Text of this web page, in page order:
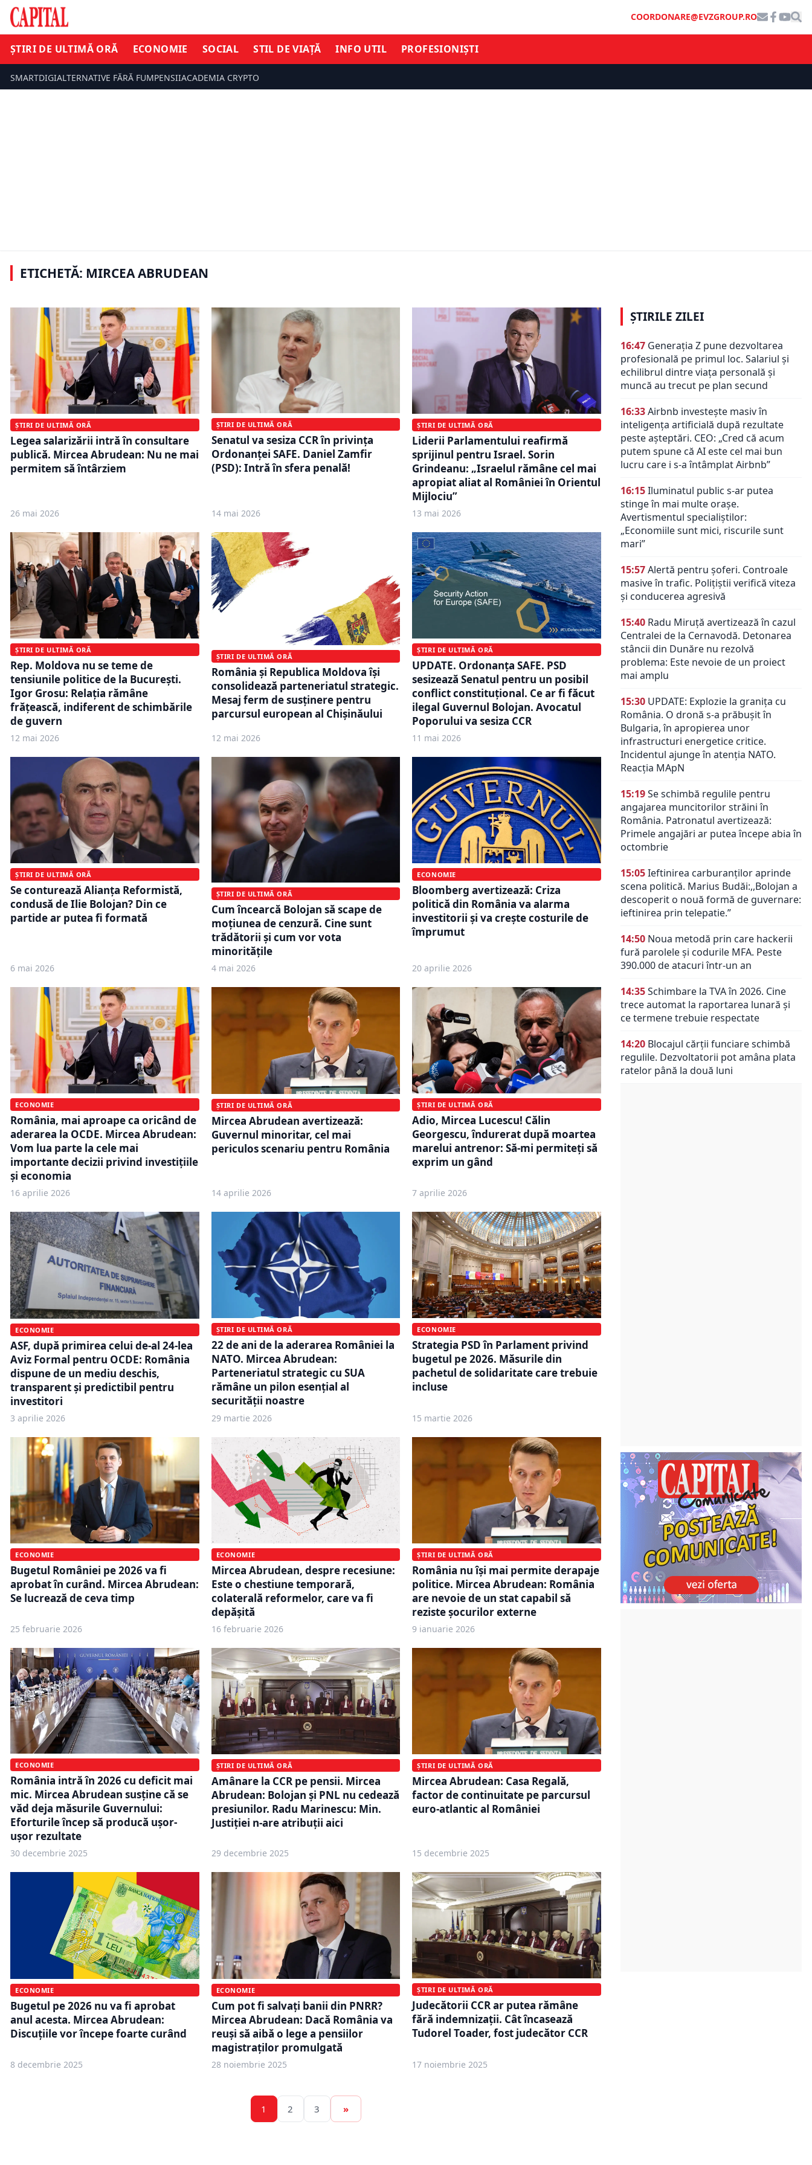
COORDONARE@EVZGROUP.RO
ȘTIRI DE ULTIMĂ ORĂ ECONOMIE SOCIAL STIL DE VIAȚĂ INFO UTIL PROFESIONIȘTI
SMARTDIGIALTERNATIVE FĂRĂ FUMPENSIIACADEMIA CRYPTO
ETICHETĂ: MIRCEA ABRUDEAN
miliarde de euro până la finalul
lunii
ȘTIRI DE ULTIMĂ ORĂ
Legea salarizării intră în consultare
publică. Mircea Abrudean: Nu ne mai
permitem să întârziem
26 mai 2026
ȘTIRI DE ULTIMĂ ORĂ
Senatul va sesiza CCR în privinţa
Ordonanţei SAFE. Daniel Zamfir
(PSD): Intră în sfera penală!
14 mai 2026
ȘTIRI DE ULTIMĂ ORĂ
Liderii Parlamentului reafirmă
sprijinul pentru Israel. Sorin
Grindeanu: „Israelul rămâne cel mai
apropiat aliat al României în Orientul
Mijlociu”
13 mai 2026
ȘTIRI DE ULTIMĂ ORĂ
Rep. Moldova nu se teme de
tensiunile politice de la București.
Igor Grosu: Relația rămâne
frățească, indiferent de schimbările
de guvern
12 mai 2026
ȘTIRI DE ULTIMĂ ORĂ
România și Republica Moldova își
consolidează parteneriatul strategic.
Mesaj ferm de susținere pentru
parcursul european al Chișinăului
12 mai 2026
ȘTIRI DE ULTIMĂ ORĂ
UPDATE. Ordonanța SAFE. PSD
sesizează Senatul pentru un posibil
conflict constituțional. Ce ar fi făcut
ilegal Guvernul Bolojan. Avocatul
Poporului va sesiza CCR
11 mai 2026
ȘTIRI DE ULTIMĂ ORĂ
Se conturează Alianța Reformistă,
condusă de Ilie Bolojan? Din ce
partide ar putea fi formată
6 mai 2026
ȘTIRI DE ULTIMĂ ORĂ
Cum încearcă Bolojan să scape de
moțiunea de cenzură. Cine sunt
trădătorii și cum vor vota
minoritățile
4 mai 2026
ECONOMIE
Bloomberg avertizează: Criza
politică din România va alarma
investitorii și va crește costurile de
împrumut
20 aprilie 2026
ECONOMIE
România, mai aproape ca oricând de
aderarea la OCDE. Mircea Abrudean:
Vom lua parte la cele mai
importante decizii privind investițiile
și economia
16 aprilie 2026
ȘTIRI DE ULTIMĂ ORĂ
Mircea Abrudean avertizează:
Guvernul minoritar, cel mai
periculos scenariu pentru România
14 aprilie 2026
ȘTIRI DE ULTIMĂ ORĂ
Adio, Mircea Lucescu! Călin
Georgescu, îndurerat după moartea
marelui antrenor: Să-mi permiteți să
exprim un gând
7 aprilie 2026
ECONOMIE
ASF, după primirea celui de-al 24-lea
Aviz Formal pentru OCDE: România
dispune de un mediu deschis,
transparent şi predictibil pentru
investitori
3 aprilie 2026
ȘTIRI DE ULTIMĂ ORĂ
22 de ani de la aderarea României la
NATO. Mircea Abrudean:
Parteneriatul strategic cu SUA
rămâne un pilon esenţial al
securităţii noastre
29 martie 2026
ECONOMIE
Strategia PSD în Parlament privind
bugetul pe 2026. Măsurile din
pachetul de solidaritate care trebuie
incluse
15 martie 2026
ECONOMIE
Bugetul României pe 2026 va fi
aprobat în curând. Mircea Abrudean:
Se lucrează de ceva timp
25 februarie 2026
ECONOMIE
Mircea Abrudean, despre recesiune:
Este o chestiune temporară,
colaterală reformelor, care va fi
depășită
16 februarie 2026
ȘTIRI DE ULTIMĂ ORĂ
România nu își mai permite derapaje
politice. Mircea Abrudean: România
are nevoie de un stat capabil să
reziste şocurilor externe
9 ianuarie 2026
ECONOMIE
România intră în 2026 cu deficit mai
mic. Mircea Abrudean susține că se
văd deja măsurile Guvernului:
Eforturile încep să producă ușor-
ușor rezultate
30 decembrie 2025
ȘTIRI DE ULTIMĂ ORĂ
Amânare la CCR pe pensii. Mircea
Abrudean: Bolojan și PNL nu cedează
presiunilor. Radu Marinescu: Min.
Justiției n-are atribuții aici
29 decembrie 2025
ȘTIRI DE ULTIMĂ ORĂ
Mircea Abrudean: Casa Regală,
factor de continuitate pe parcursul
euro-atlantic al României
15 decembrie 2025
ECONOMIE
Bugetul pe 2026 nu va fi aprobat
anul acesta. Mircea Abrudean:
Discuţiile vor începe foarte curând
8 decembrie 2025
ECONOMIE
Cum pot fi salvați banii din PNRR?
Mircea Abrudean: Dacă România va
reuşi să aibă o lege a pensiilor
magistraţilor promulgată
28 noiembrie 2025
ȘTIRI DE ULTIMĂ ORĂ
Judecătorii CCR ar putea rămâne
fără indemnizații. Cât încasează
Tudorel Toader, fost judecător CCR
17 noiembrie 2025
1 2 3 »
ȘTIRILE ZILEI
16:47 Generația Z pune dezvoltarea
profesională pe primul loc. Salariul și
echilibrul dintre viața personală și
muncă au trecut pe plan secund
16:33Airbnb investește masiv în
inteligența artificială după rezultate
peste așteptări. CEO: „Cred că acum
putem spune că AI este cel mai bun
lucru care i s-a întâmplat Airbnb”
16:15Iluminatul public s-ar putea
stinge în mai multe orașe.
Avertismentul specialiștilor:
„Economiile sunt mici, riscurile sunt
mari”
15:57Alertă pentru șoferi. Controale
masive în trafic. Polițiștii verifică viteza
și conducerea agresivă
15:40 Radu Miruță avertizează în cazul
Centralei de la Cernavodă. Detonarea
stâncii din Dunăre nu rezolvă
problema: Este nevoie de un proiect
mai amplu
15:30 UPDATE: Explozie la granița cu
România. O dronă s-a prăbușit în
Bulgaria, în apropierea unor
infrastructuri energetice critice.
Incidentul ajunge în atenția NATO.
Reacția MApN
15:19Se schimbă regulile pentru
angajarea muncitorilor străini în
România. Patronatul avertizează:
Primele angajări ar putea începe abia în
octombrie
15:05Ieftinirea carburanților aprinde
scena politică. Marius Budăi:,,Bolojan a
descoperit o nouă formă de guvernare:
ieftinirea prin telepatie.”
14:50 Noua metodă prin care hackerii
fură parolele și codurile MFA. Peste
390.000 de atacuri într-un an
14:35Schimbare la TVA în 2026. Cine
trece automat la raportarea lunară și
ce termene trebuie respectate
14:20 Blocajul cărții funciare schimbă
regulile. Dezvoltatorii pot amâna plata
ratelor până la două luni